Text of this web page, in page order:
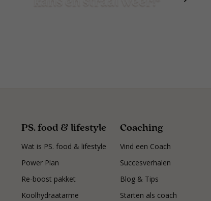
PS. food & lifestyle
Wat is PS. food & lifestyle
Power Plan
Re-boost pakket
Koolhydraatarme
Coaching
Vind een Coach
Succesverhalen
Blog & Tips
Starten als coach